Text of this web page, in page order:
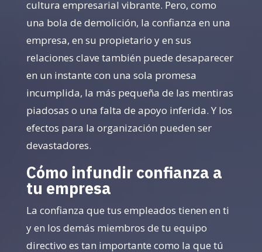
cultura empresarial vibrante. Pero, como
una bola de demolición, la confianza en una
empresa, en su propietario y en sus
relaciones clave también puede desaparecer
en un instante con una sola promesa
incumplida, la más pequeña de las mentiras
piadosas o una falta de apoyo inferida. Y los
efectos para la organización pueden ser
devastadores.
Cómo infundir confianza a
tu empresa
La confianza que tus empleados tienen en ti
y en los demás miembros de tu equipo
directivo es tan importante como la que tú